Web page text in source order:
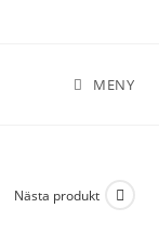
MENY
Nästa produkt